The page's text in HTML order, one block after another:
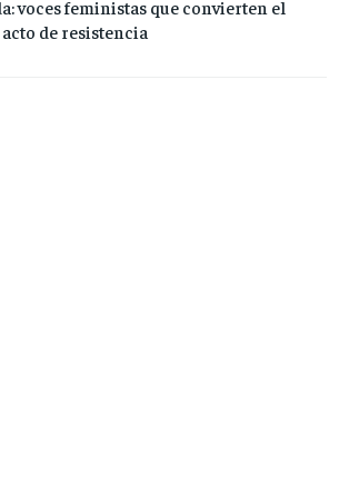
voces feministas que convierten el
de resistencia